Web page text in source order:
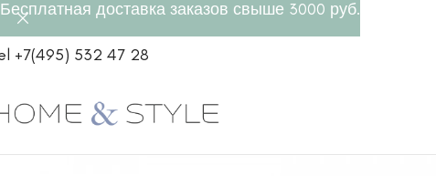
+7(495) 532 47 28
Бесплатная доставка заказов свыше 3000 руб.